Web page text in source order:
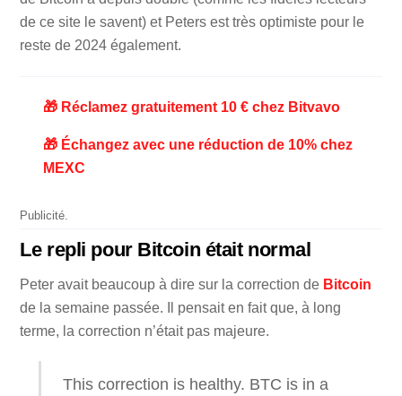
de ce site le savent) et Peters est très optimiste pour le
reste de 2024 également.
🎁 Réclamez gratuitement 10 € chez Bitvavo
🎁 Échangez avec une réduction de 10% chez
MEXC
Publicité.
Le repli pour Bitcoin était normal
Peter avait beaucoup à dire sur la correction de Bitcoin
de la semaine passée. Il pensait en fait que, à long
terme, la correction n’était pas majeure.
This correction is healthy. BTC is in a